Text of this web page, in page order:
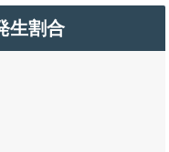
生割合